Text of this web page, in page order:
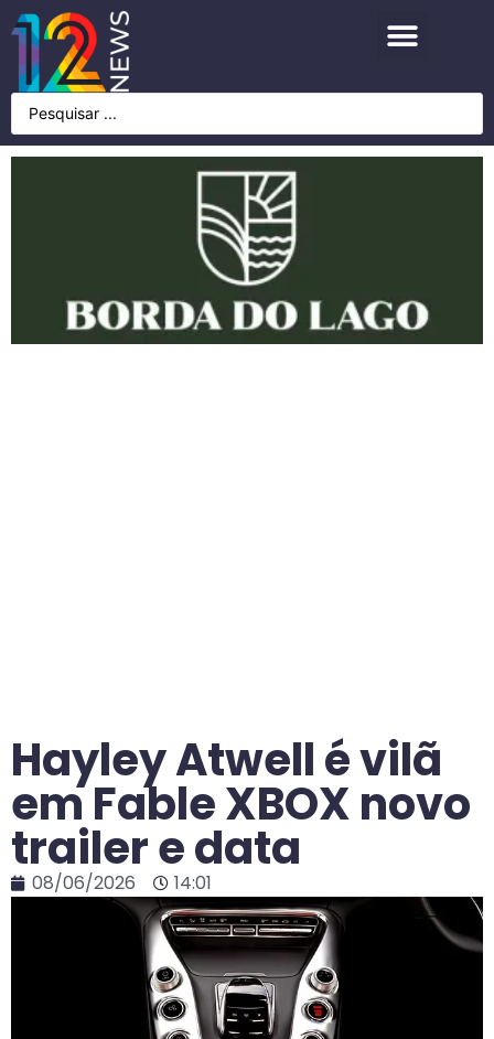
Hayley Atwell é vilã
em Fable XBOX novo
trailer e data
08/06/2026 14:01